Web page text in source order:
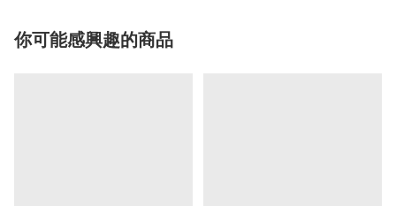
你可能感興趣的商品